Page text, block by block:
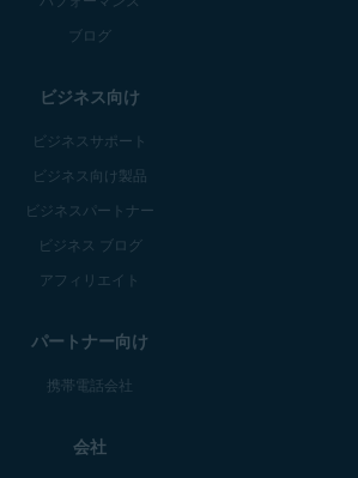
ブログ
ビジネス向け
ビジネスサポート
ビジネス向け製品
ビジネスパートナー
ビジネス ブログ
アフィリエイト
パートナー向け
携帯電話会社
会社